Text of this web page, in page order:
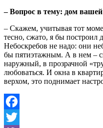
– Вопрос в тему: дом
– Скажем, учитывая тот
тесно, сжато, я бы
Небоскребов не надо: они
бы пятиэтажным. А в нем –
наружный, в прозрачной
любоваться. И окна в
верхом, это поднимает
Facebook